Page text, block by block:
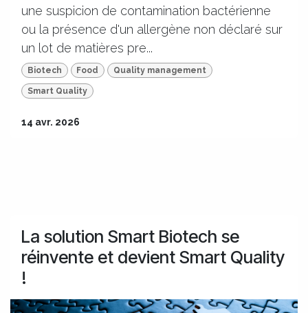
une suspicion de contamination bactérienne
ou la présence d'un allergène non déclaré sur
un lot de matières pre...
Biotech Food Quality management
Smart Quality
14 avr. 2026
La solution Smart Biotech se
réinvente et devient Smart Quality
!